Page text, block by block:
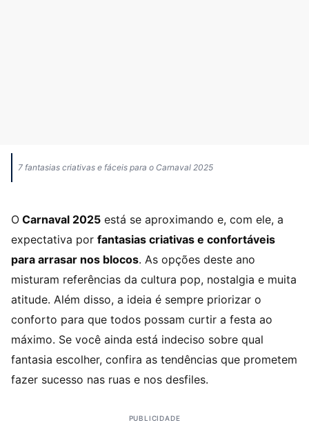
7 fantasias criativas e fáceis para o Carnaval 2025
O Carnaval 2025 está se aproximando e, com ele, a
expectativa por fantasias criativas e confortáveis
para arrasar nos blocos. As opções deste ano
misturam referências da cultura pop, nostalgia e muita
atitude. Além disso, a ideia é sempre priorizar o
conforto para que todos possam curtir a festa ao
máximo. Se você ainda está indeciso sobre qual
fantasia escolher, confira as tendências que prometem
fazer sucesso nas ruas e nos desfiles.
PUBLICIDADE